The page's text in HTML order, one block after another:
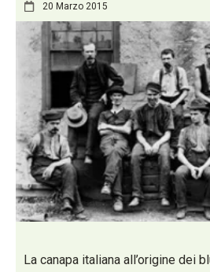
20 Marzo 2015
La canapa italiana all’origine dei